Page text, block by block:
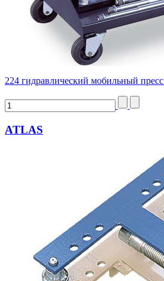
224 гидравлический мобильный
ATLAS